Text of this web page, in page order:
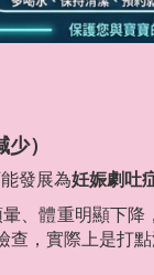
）
發展為妊娠劇吐
暈、體重明顯下
，實際上是打